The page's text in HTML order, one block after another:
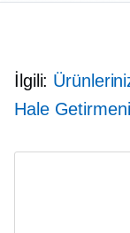
İlgili:
Hale